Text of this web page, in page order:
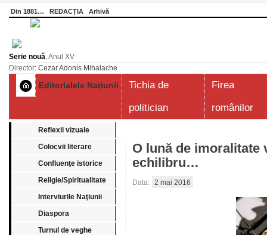
Din 1881… REDACȚIA Arhivă
Serie nouă, Anul XV
Director: Cezar Adonis Mihalache
Editorialele Națiunii
Tichia de
politician
Firea
românilor
Reflexii vizuale
Colocvii literare
Confluenţe istorice
Religie/Spiritualitate
Interviurile Naţiunii
Diaspora
Turnul de veghe
O lună de imoralitate
echilibru…
Data: 2 mai 2016